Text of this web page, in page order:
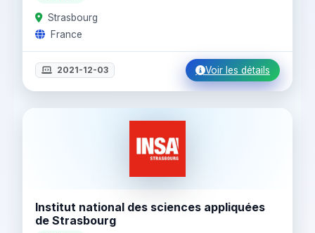
Strasbourg
France
2021-12-03 Voir les détails
Institut national des sciences appliquées
de Strasbourg